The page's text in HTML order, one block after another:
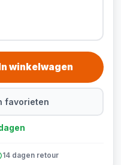
winkelwagen
favorieten
14 dagen retour